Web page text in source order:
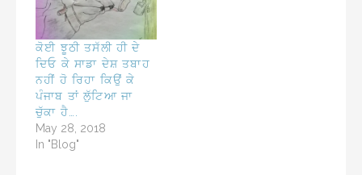
ਕੋਈ ਝੂਠੀ ਤਸੱਲੀ ਹੀ ਦੇ
ਦਿਓ ਕੇ ਸਾਡਾ ਦੇਸ਼ ਤਬਾਹ
ਨਹੀਂ ਹੋ ਰਿਹਾ ਕਿਉਂ ਕੇ
ਪੰਜਾਬ ਤਾਂ ਲੁੱਟਿਆ ਜਾ
ਚੁੱਕਾ ਹੈ….
May 28, 2018
In "Blog"